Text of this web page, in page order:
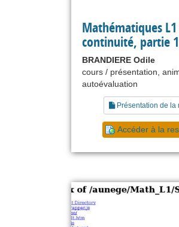
Mathématiques L1
continuité, partie 1
BRANDIERE Odile
cours / présentation,
autoévaluation
Présentation de la
Accéder à la